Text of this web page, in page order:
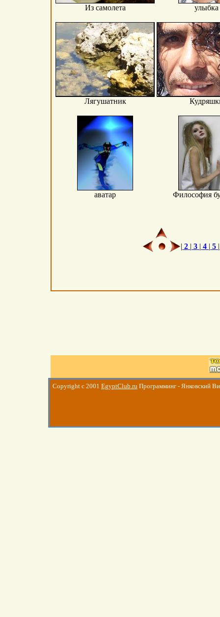
Из самолета улыбка
Лягушатник
аватар Философия
| 2 | 3 | 4 | 5 |
Copyright c 2001 EgyptClub.ru Программинг - Янковский